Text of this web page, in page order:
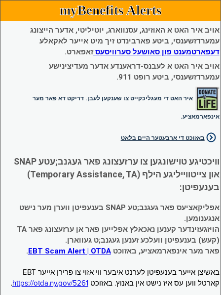
myBenefits Alerts
אויב איר האט א האוזינג, עסנווארג, יוטיליטי, אדער הייצונג
עמערדזשענסי, ביטע פארבינדט זיך מיט אייער לאקאלע
דעפארטמענט פון סאושעל סערוויסעסזאפארט.
אויב איר האט א לעבנס-דראענדע אדער מעדיצינישע
עמערדזשענסי, ביטע רופט 911.
איר האט די מעגליכקייט צו שענקען לעבן. דריקט דא פאר מער
אינפארמאציע.
באזוכט די ארבעטער היים בלאט
וויכטיגע טוישונגען צו ערזעצונג פאר געגנב;עטע SNAP
און צייטווייליגע הילף (Temporary Assistance, TA)
בענעפיטן:
אפליקאציעס פאר געגנב;טע SNAP בענעפיטן ווערן מער נישט
אנגענומען.
הויזגעזינדער קענען נאכאלץ אפּלייען פאר אן ערזעצונג פאר TA
(קעש) בענעפיטן וועלכע זענען געגנב;ט געווארן.
פאר מער אינפארמאציע, באזוכטEBT Scam Alert | OTDA
.
באשיצן אייער בענעפיטן לערנט איבער ווי אזוי צו פרירן אייער EBT
קארטל ווען עס איז נישט אין באנוץ. באזוכט https://otda.ny.gov/5261
.